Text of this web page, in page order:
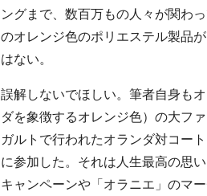
ングまで、数百万もの人々が関わ
のオレンジ色のポリエステル製品
はない。
誤解しないでほしい。筆者自身も
ダを象徴するオレンジ色）の大フ
ガルトで行われたオランダ対コー
に参加した。それは人生最高の思
キャンペーンや「オラニエ」のマ